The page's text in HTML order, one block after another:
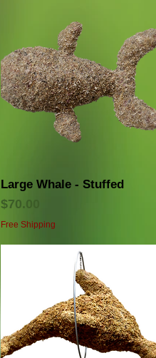
クイックビュー
Large Whale - Stuffed
価格
$70.00
Free Shipping